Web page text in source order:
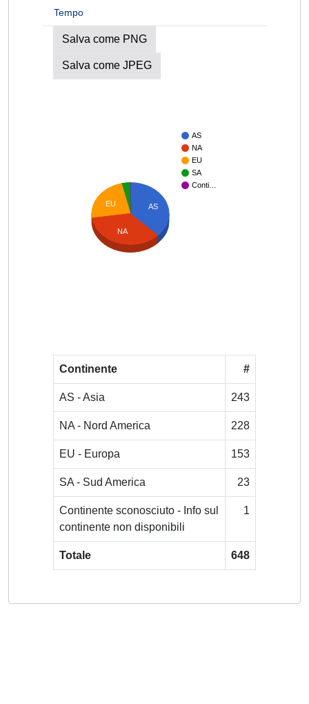
Tempo
Salva come PNG
Salva come JPEG
AS
NA
EU
SA
Conti…
AS
EU
NA
Continente #
AS - Asia 243
NA - Nord America 228
EU - Europa 153
SA - Sud America 23
Continente sconosciuto - Info sul
continente non disponibili
1
Totale 648